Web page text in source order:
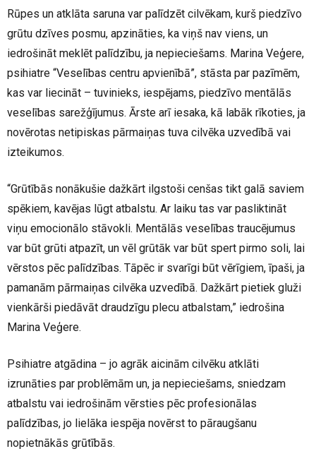
Rūpes un atklāta saruna var palīdzēt cilvēkam, kurš piedzīvo
grūtu dzīves posmu, apzināties, ka viņš nav viens, un
iedrošināt meklēt palīdzību, ja nepieciešams. Marina Veģere,
psihiatre “Veselības centru apvienībā”, stāsta par pazīmēm,
kas var liecināt – tuvinieks, iespējams, piedzīvo mentālās
veselības sarežģījumus. Ārste arī iesaka, kā labāk rīkoties, ja
novērotas netipiskas pārmaiņas tuva cilvēka uzvedībā vai
izteikumos.
“Grūtībās nonākušie dažkārt ilgstoši cenšas tikt galā saviem
spēkiem, kavējas lūgt atbalstu. Ar laiku tas var pasliktināt
viņu emocionālo stāvokli. Mentālās veselības traucējumus
var būt grūti atpazīt, un vēl grūtāk var būt spert pirmo soli, lai
vērstos pēc palīdzības. Tāpēc ir svarīgi būt vērīgiem, īpaši, ja
pamanām pārmaiņas cilvēka uzvedībā. Dažkārt pietiek gluži
vienkārši piedāvāt draudzīgu plecu atbalstam,” iedrošina
Marina Veģere.
Psihiatre atgādina – jo agrāk aicinām cilvēku atklāti
izrunāties par problēmām un, ja nepieciešams, sniedzam
atbalstu vai iedrošinām vērsties pēc profesionālas
palīdzības, jo lielāka iespēja novērst to pāraugšanu
nopietnākās grūtībās.